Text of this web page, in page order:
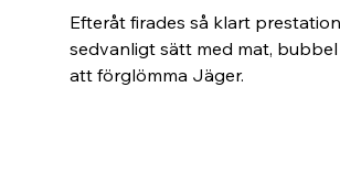
Efteråt firades så klart
sedvanligt sätt med mat,
att förglömma Jäger.